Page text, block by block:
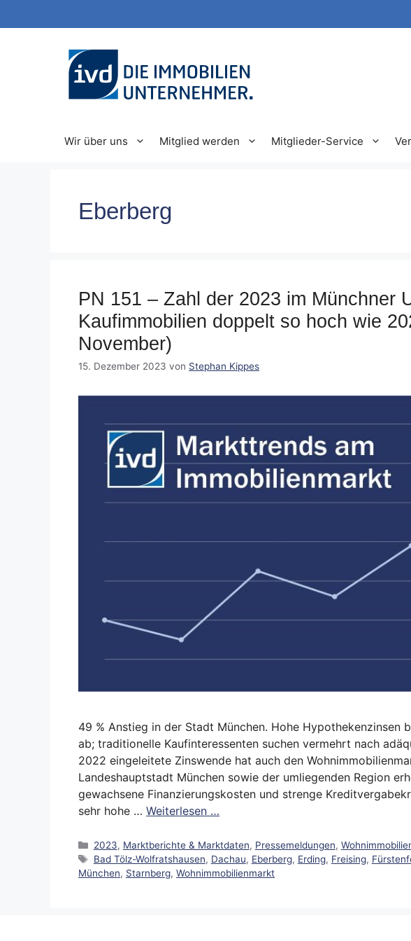
Inhalt
Wir über uns Mitglied werden Mitglieder-Service
Eberberg
PN 151 – Zahl der 2023 im Münchner
Kaufimmobilien doppelt so hoch wie
November)
15. Dezember 2023 von Stephan Kippes
49 % Anstieg in der Stadt München. Hohe Hypothekenzinsen
ab; traditionelle Kaufinteressenten suchen vermehrt nach
2022 eingeleitete Zinswende hat auch den
Landeshauptstadt München sowie der umliegenden Region
gewachsene Finanzierungskosten und strenge
sehr hohe … Weiterlesen …
Kategorien
2023, Marktberichte & Marktdaten, Pressemeldungen,
Schlagwörter
Bad Tölz-Wolfratshausen, Dachau, Eberberg, Erding, Freising,
München, Starnberg, Wohnimmobilienmarkt